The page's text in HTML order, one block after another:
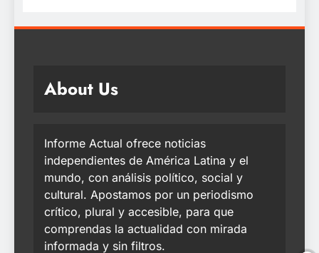
About Us
Informe Actual ofrece noticias
independientes de América Latina y el
mundo, con análisis político, social y
cultural. Apostamos por un periodismo
crítico, plural y accesible, para que
comprendas la actualidad con mirada
informada y sin filtros.